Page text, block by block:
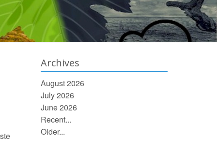
Archives
August 2026
July 2026
June 2026
Recent...
Older...